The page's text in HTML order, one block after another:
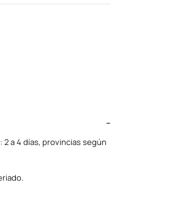
a 4 días, provincias según